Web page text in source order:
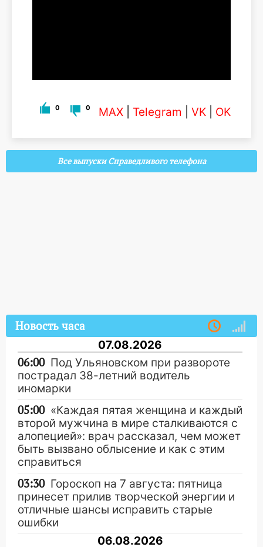
0 0 MAX Telegram VK OK
Все выпуски Справедливого телефона
Новость часа
07.08.2026
06:00 Под Ульяновском при развороте
пострадал 38-летний водитель
иномарки
05:00 «Каждая пятая женщина и каждый
второй мужчина в мире сталкиваются с
алопецией»: врач рассказал, чем может
быть вызвано облысение и как с этим
справиться
03:30 Гороскоп на 7 августа: пятница
принесет прилив творческой энергии и
отличные шансы исправить старые
ошибки
06.08.2026